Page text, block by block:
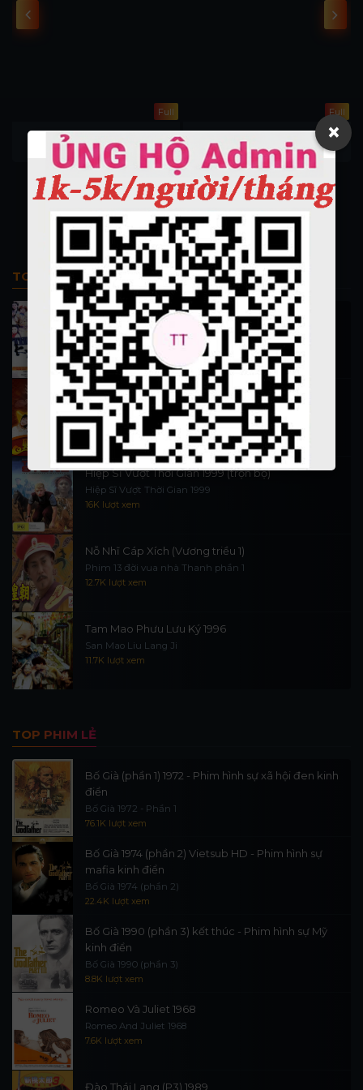
Full
Tâm Thần Hoảng Loạn
Psycho
Full
Superman
TOP PHIM BỘ
Thi Công Kỳ Án 1997
施公奇案 1997
89.9K lượt xem
Thần Tài Đến 1999
Thần Tài Truyền Kỳ 1999
16.5K lượt xem
Hiệp Sĩ Vượt Thời Gian 1999 (trọn bộ)
Hiệp Sĩ Vượt Thời Gian 1999
16K lượt xem
Nỗ Nhĩ Cáp Xích (Vương triều 1)
Phim 13 đời vua nhà Thanh phần 1
12.7K lượt xem
Tam Mao Phưu Lưu Ký 1996
San Mao Liu Lang Ji
11.7K lượt xem
TOP PHIM LẺ
Bố Già (phần 1) 1972 - Phim hình sự xã hội đen kinh
điển
Bố Già 1972 - Phần 1
76.1K lượt xem
Bố Già 1974 (phần 2) Vietsub HD - Phim hình sự
mafia kinh điển
Bố Già 1974 (phần 2)
22.4K lượt xem
Bố Già 1990 (phần 3) kết thúc - Phim hình sự Mỹ
kinh điển
Bố Già 1990 (phần 3)
8.8K lượt xem
Romeo Và Juliet 1968
Romeo And Juliet 1968
7.6K lượt xem
Đào Thái Lang (P3) 1989
×